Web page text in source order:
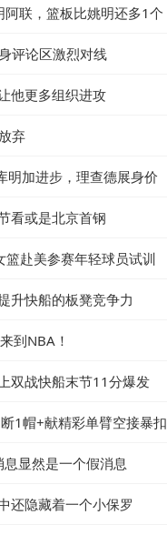
联，篮板比姚明还多1个
评论区激烈对线
他更多组织进攻
弃
明加进步，理查德展身价
看或是北京首钢
赴美参赛年轻球员试训
升快船的板凳竞争力
到NBA！
双战快船末节11分爆发
1帽+献精彩单臂空接暴扣
显然是一个假消息
还隐藏着一个小保罗